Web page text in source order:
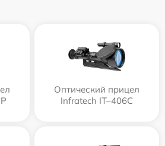
Оптический прицел
Infratech IT–406С